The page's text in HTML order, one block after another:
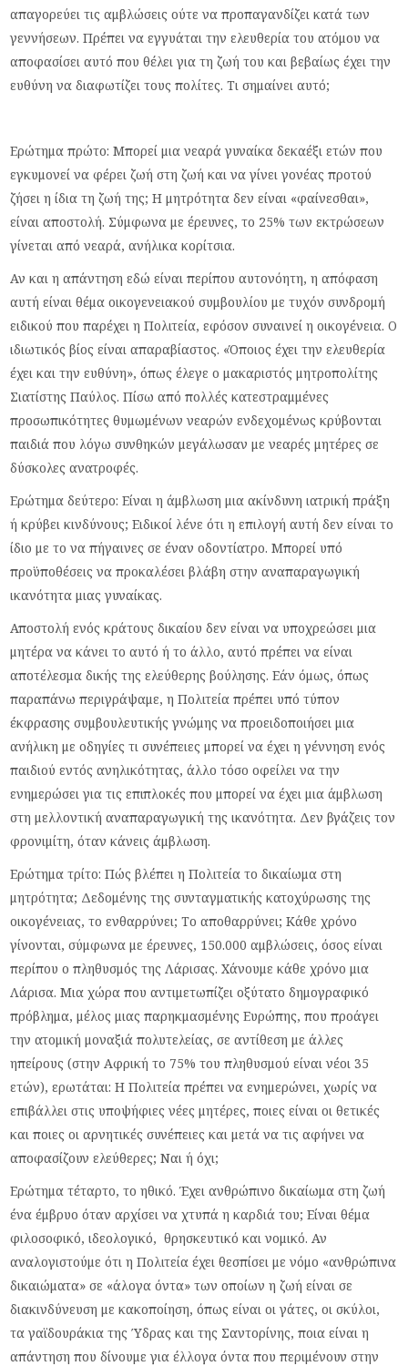
απαγορεύει τις αμβλώσεις ούτε να προπαγανδίζει κατά των
γεννήσεων. Πρέπει να εγγυάται την ελευθερία του ατόμου να
αποφασίσει αυτό που θέλει για τη ζωή του και βεβαίως έχει την
ευθύνη να διαφωτίζει τους πολίτες. Τι σημαίνει αυτό;
Ερώτημα πρώτο: Μπορεί μια νεαρά γυναίκα δεκαέξι ετών που
εγκυμονεί να φέρει ζωή στη ζωή και να γίνει γονέας προτού
ζήσει η ίδια τη ζωή της; Η μητρότητα δεν είναι «φαίνεσθαι»,
είναι αποστολή. Σύμφωνα με έρευνες, το 25% των εκτρώσεων
γίνεται από νεαρά, ανήλικα κορίτσια.
Αν και η απάντηση εδώ είναι περίπου αυτονόητη, η απόφαση
αυτή είναι θέμα οικογενειακού συμβουλίου με τυχόν συνδρομή
ειδικού που παρέχει η Πολιτεία, εφόσον συναινεί η οικογένεια. Ο
ιδιωτικός βίος είναι απαραβίαστος. «Όποιος έχει την ελευθερία
έχει και την ευθύνη», όπως έλεγε ο μακαριστός μητροπολίτης
Σιατίστης Παύλος. Πίσω από πολλές κατεστραμμένες
προσωπικότητες θυμωμένων νεαρών ενδεχομένως κρύβονται
παιδιά που λόγω συνθηκών μεγάλωσαν με νεαρές μητέρες σε
δύσκολες ανατροφές.
Ερώτημα δεύτερο: Είναι η άμβλωση μια ακίνδυνη ιατρική πράξη
ή κρύβει κινδύνους; Ειδικοί λένε ότι η επιλογή αυτή δεν είναι το
ίδιο με το να πήγαινες σε έναν οδοντίατρο. Μπορεί υπό
προϋποθέσεις να προκαλέσει βλάβη στην αναπαραγωγική
ικανότητα μιας γυναίκας.
Αποστολή ενός κράτους δικαίου δεν είναι να υποχρεώσει μια
μητέρα να κάνει το αυτό ή το άλλο, αυτό πρέπει να είναι
αποτέλεσμα δικής της ελεύθερης βούλησης. Εάν όμως, όπως
παραπάνω περιγράψαμε, η Πολιτεία πρέπει υπό τύπον
έκφρασης συμβουλευτικής γνώμης να προειδοποιήσει μια
ανήλικη με οδηγίες τι συνέπειες μπορεί να έχει η γέννηση ενός
παιδιού εντός ανηλικότητας, άλλο τόσο οφείλει να την
ενημερώσει για τις επιπλοκές που μπορεί να έχει μια άμβλωση
στη μελλοντική αναπαραγωγική της ικανότητα. Δεν βγάζεις τον
φρονιμίτη, όταν κάνεις άμβλωση.
Ερώτημα τρίτο: Πώς βλέπει η Πολιτεία το δικαίωμα στη
μητρότητα; Δεδομένης της συνταγματικής κατοχύρωσης της
οικογένειας, το ενθαρρύνει; Το αποθαρρύνει; Κάθε χρόνο
γίνονται, σύμφωνα με έρευνες, 150.000 αμβλώσεις, όσος είναι
περίπου ο πληθυσμός της Λάρισας. Χάνουμε κάθε χρόνο μια
Λάρισα. Μια χώρα που αντιμετωπίζει οξύτατο δημογραφικό
πρόβλημα, μέλος μιας παρηκμασμένης Ευρώπης, που προάγει
την ατομική μοναξιά πολυτελείας, σε αντίθεση με άλλες
ηπείρους (στην Αφρική το 75% του πληθυσμού είναι νέοι 35
ετών), ερωτάται: Η Πολιτεία πρέπει να ενημερώνει, χωρίς να
επιβάλλει στις υποψήφιες νέες μητέρες, ποιες είναι οι θετικές
και ποιες οι αρνητικές συνέπειες και μετά να τις αφήνει να
αποφασίζουν ελεύθερες; Ναι ή όχι;
Ερώτημα τέταρτο, το ηθικό. Έχει ανθρώπινο δικαίωμα στη ζωή
ένα έμβρυο όταν αρχίσει να χτυπά η καρδιά του; Είναι θέμα
φιλοσοφικό, ιδεολογικό, θρησκευτικό και νομικό. Αν
αναλογιστούμε ότι η Πολιτεία έχει θεσπίσει με νόμο «ανθρώπινα
δικαιώματα» σε «άλογα όντα» των οποίων η ζωή είναι σε
διακινδύνευση με κακοποίηση, όπως είναι οι γάτες, οι σκύλοι,
τα γαϊδουράκια της Ύδρας και της Σαντορίνης, ποια είναι η
απάντηση που δίνουμε για έλλογα όντα που περιμένουν στην